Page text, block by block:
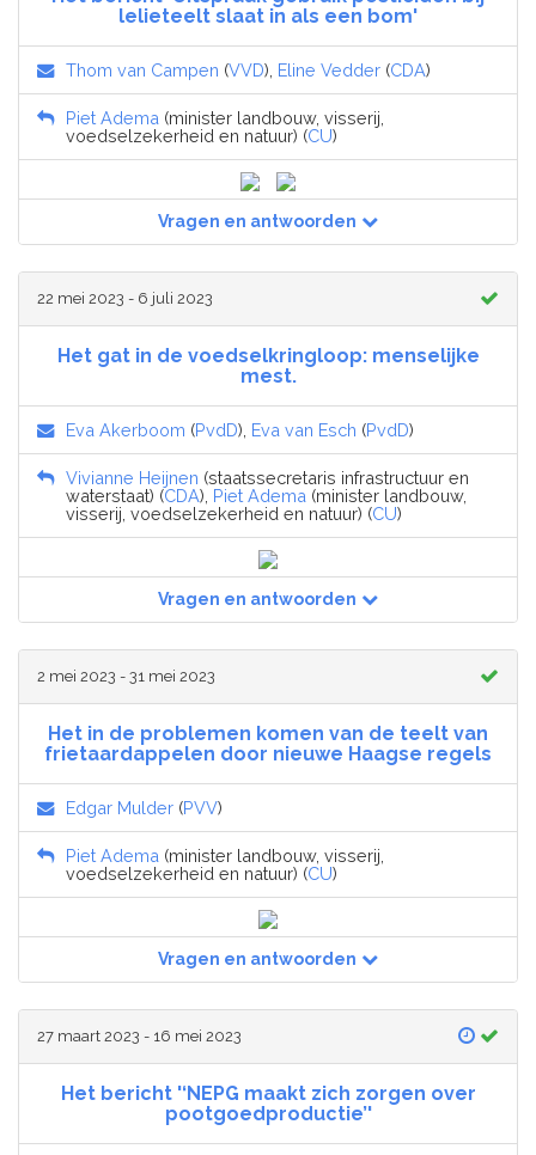
lelieteelt slaat in als een bom'
Thom van Campen (VVD), Eline Vedder (CDA)
Piet Adema (minister landbouw, visserij,
voedselzekerheid en natuur) (CU)
Vragen en antwoorden
22 mei 2023 - 6 juli 2023
Het gat in de voedselkringloop: menselijke
mest.
Eva Akerboom (PvdD), Eva van Esch (PvdD)
Vivianne Heijnen (staatssecretaris infrastructuur en
waterstaat) (CDA), Piet Adema (minister landbouw,
visserij, voedselzekerheid en natuur) (CU)
Vragen en antwoorden
2 mei 2023 - 31 mei 2023
Het in de problemen komen van de teelt van
frietaardappelen door nieuwe Haagse regels
Edgar Mulder (PVV)
Piet Adema (minister landbouw, visserij,
voedselzekerheid en natuur) (CU)
Vragen en antwoorden
27 maart 2023 - 16 mei 2023
Het bericht '‘NEPG maakt zich zorgen over
pootgoedproductie’'